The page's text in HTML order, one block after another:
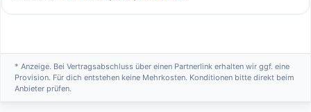
* Anzeige. Bei Vertragsabschluss über einen Partnerlink erhalten wir ggf. eine
Provision. Für dich entstehen keine Mehrkosten. Konditionen bitte direkt beim
Anbieter prüfen.